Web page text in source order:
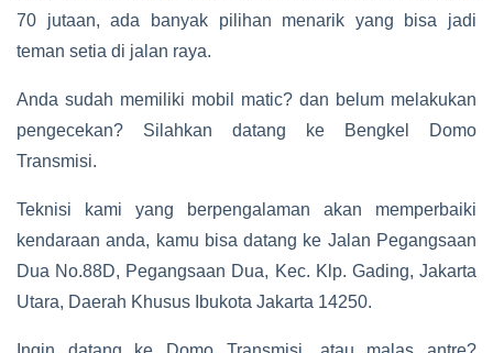
70 jutaan, ada banyak pilihan menarik yang bisa jadi
teman setia di jalan raya.
Anda sudah memiliki mobil matic? dan belum melakukan
pengecekan? Silahkan datang ke Bengkel Domo
Transmisi.
Teknisi kami yang berpengalaman akan memperbaiki
kendaraan anda, kamu bisa datang ke Jalan Pegangsaan
Dua No.88D, Pegangsaan Dua, Kec. Klp. Gading, Jakarta
Utara, Daerah Khusus Ibukota Jakarta 14250.